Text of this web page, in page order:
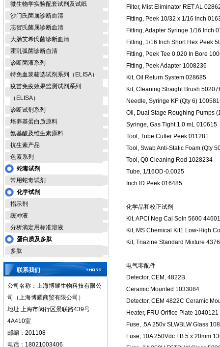
微生物学实验配套试剂及试纸
沙门氏菌属诊断血清
志贺氏菌属诊断血清
大肠艾希氏菌诊断血清
霍乱弧菌诊断血清
诊断菌液系列
特免血浆筛选试剂系列（ELISA）
疫苗免疫效果监测试剂系列
（ELISA）
诊断试剂系列
培养基蛋白质原料
氨基酸及维生素原料
抗生素产品
色素系列
蛇毒试剂
常用蛇毒试剂
化学试剂
指示剂
缓冲液
分析滴定用标准溶液
蛋白质及多肽
多肽
联系我们
公司名称：上海博耀生物科技有限公
司（上海博耀商贸有限公司）
地址:上海市闵行区景联路439号
4A410室
邮编：201108
电话：18021003406
Filter, Mist Eliminator RET AL
Fitting, Peek 10/32 x 1/16 Inch
Fitting, Adapter Syringe 1/16 Inch
Fitting, 1/16 Inch Short Hex Peek
Fitting, Peek Tee 0.020 In Bore
Fitting, Peek Adapter 1008236
Kit, Oil Return System 028685
Kit, Cleaning Straight Brush
Needle, Syringe KF (Qty 6)
Oil, Dual Stage Roughing Pumps
Syringe, Gas Tight 1.0 mL 010615
Tool, Tube Cutter Peek 011281
Tool, Swab Anti-Static Foam (Qty
Tool, Q0 Cleaning Rod 1028234
Tube, 1/16OD-0.0025
Inch ID Peek 016485
化学品和校正试剂
Kit, APCI Neg Cal Soln 5600
Kit, MS Chemical Kit1 Low-High
Kit, Triazine Standard Mixture
电气零配件
Detector, CEM, 4822B
Ceramic Mounted 1033084
Detector, CEM 4822C Ceramic
Heater, FRU Orifice Plate 1040121
Fuse, .5A 250v SLWBLW Glass
Fuse, 10A 250Vdc FB 5 x 20mm